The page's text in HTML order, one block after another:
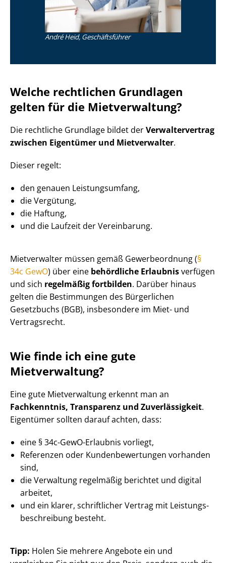
André Heid, Geschäftsführer
Welche rechtlichen Grundlagen
gelten für die Mietverwaltung?
Die rechtliche Grundlage bildet derVer­wal­ter­ver­trag
zwischen Eigentümer und Mietverwalter.
Dieser regelt:
den genauen Leistungsumfang,
die Vergütung,
die Haftung,
und die Laufzeit der Vereinbarung.
Mietverwalter müssen gemäß Gewerbeordnung (§
34c GewO) über eine behördliche Erlaubnisverfügen
und sich regelmäßig fortbilden. Darüber hinaus
gelten die Bestimmungen des Bürgerlichen
Gesetzbuchs (BGB), insbesondere im Miet- und
Vertragsrecht.
Wie finde ich eine gute
Mietverwaltung?
Eine gute Mietverwaltung erkennt man an
Fachkenntnis, Transparenz und Zuverlässigkeit.
Eigentümer sollten darauf achten, dass:
eine § 34c-GewO-Erlaubnis vorliegt,
Referenzen oder Kun­den­be­wer­tun­gen vorhanden
sind,
die Verwaltung regelmäßig berichtet und digital
arbeitet,
und ein klarer, schriftlicher Vertrag mit Leis­tungs­
be­schrei­bung besteht.
Tipp: Holen Sie mehrere Angebote ein und